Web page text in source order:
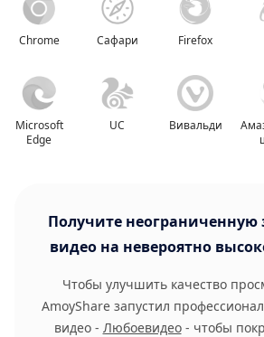
Chrome Сафари Firefox
Microsoft
Edge
UC Вивальди
Получите неограниченную
видео на невероятно
Чтобы улучшить качество
AmoyShare запустил
видео - Любоевидео- чтобы